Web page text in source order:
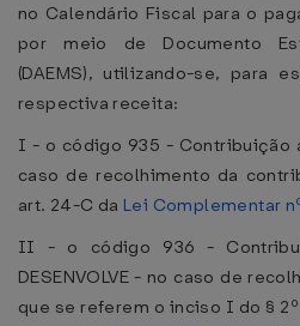
no Calendário Fiscal para o
por meio de Documento
(DAEMS), utilizando-se, para
respectiva receita:
I - o código 935 - Contribuição
caso de recolhimento da
art. 24-C da Lei Complementar
II - o código 936 -
DESENVOLVE - no caso de
que se referem o inciso I do §